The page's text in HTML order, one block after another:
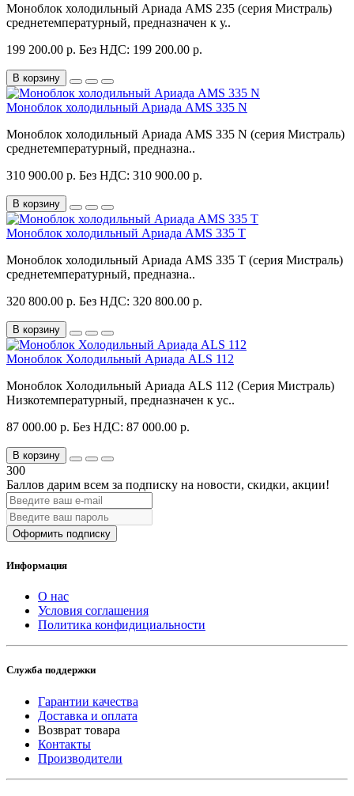
Моноблок холодильный Ариада AMS 235 (серия Мистраль)
среднетемпературный, предназначен к у..
199 200.00 р. Без НДС: 199 200.00 р.
В корзину
Моноблок холодильный Ариада AMS 335 N
Моноблок холодильный Ариада AMS 335 N (серия Мистраль)
среднетемпературный, предназна..
310 900.00 р. Без НДС: 310 900.00 р.
В корзину
Моноблок холодильный Ариада AMS 335 T
Моноблок холодильный Ариада AMS 335 T (серия Мистраль)
среднетемпературный, предназна..
320 800.00 р. Без НДС: 320 800.00 р.
В корзину
Моноблок Холодильный Ариада ALS 112
Моноблок Холодильный Ариада ALS 112 (Серия Мистраль)
Низкотемпературный, предназначен к ус..
87 000.00 р. Без НДС: 87 000.00 р.
В корзину
300
Баллов дарим всем за подписку на новости, скидки, акции!
Оформить подписку
Информация
О нас
Условия соглашения
Политика конфидициальности
Служба поддержки
Гарантии качества
Доставка и оплата
Возврат товара
Контакты
Производители